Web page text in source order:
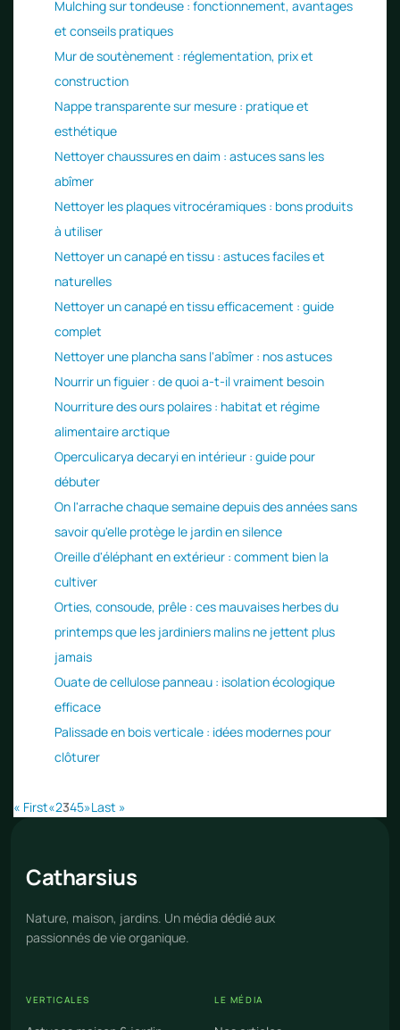
Mulching sur tondeuse : fonctionnement, avantages
et conseils pratiques
Mur de soutènement : réglementation, prix et
construction
Nappe transparente sur mesure : pratique et
esthétique
Nettoyer chaussures en daim : astuces sans les
abîmer
Nettoyer les plaques vitrocéramiques : bons produits
à utiliser
Nettoyer un canapé en tissu : astuces faciles et
naturelles
Nettoyer un canapé en tissu efficacement : guide
complet
Nettoyer une plancha sans l'abîmer : nos astuces
Nourrir un figuier : de quoi a-t-il vraiment besoin
Nourriture des ours polaires : habitat et régime
alimentaire arctique
Operculicarya decaryi en intérieur : guide pour
débuter
On l'arrache chaque semaine depuis des années sans
savoir qu'elle protège le jardin en silence
Oreille d'éléphant en extérieur : comment bien la
cultiver
Orties, consoude, prêle : ces mauvaises herbes du
printemps que les jardiniers malins ne jettent plus
jamais
Ouate de cellulose panneau : isolation écologique
efficace
Palissade en bois verticale : idées modernes pour
clôturer
« First«2345»Last »
Catharsius
Nature, maison, jardins. Un média dédié aux
passionnés de vie organique.
VERTICALES LE MÉDIA